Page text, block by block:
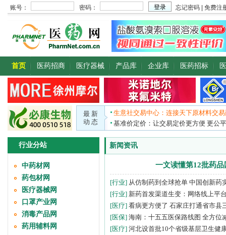
首页 医药招商 医疗器械 产品库 企业库 医药招标
最 新
动 态
生意社交易中心：连接天下原材料交
基准价定价：让交易定价更方便 更公
行业分站
中药材网
药包材网
医疗器械网
口罩产业网
消毒产品网
药用辅料网
新闻资讯
一文读懂第12批药
[行业] 从仿制药到全球抢单 中国创新药
[行业] 新药首发渠道生变：网络线上平
[医疗] 看病更方便了 石家庄打通省市县
[医保] 海南：十五五医保路线图 全方位
[医疗] 河北设首批10个省级基层卫生健